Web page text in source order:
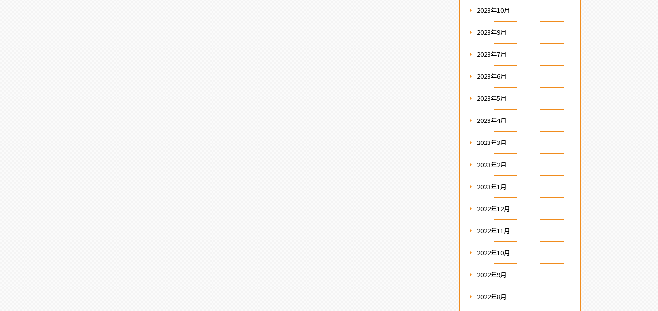
2023年10月
2023年9月
2023年7月
2023年6月
2023年5月
2023年4月
2023年3月
2023年2月
2023年1月
2022年12月
2022年11月
2022年10月
2022年9月
2022年8月